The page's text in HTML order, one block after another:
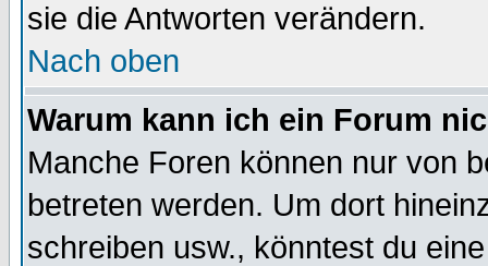
sie die Antworten verändern.
Nach oben
Warum kann ich ein Forum
Manche Foren können nur von
betreten werden. Um dort
schreiben usw., könntest du